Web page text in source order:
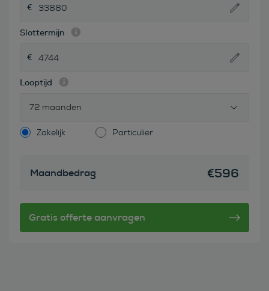
Slottermijn
Looptijd
72 maanden
Zakelijk Particulier
Maandbedrag €596